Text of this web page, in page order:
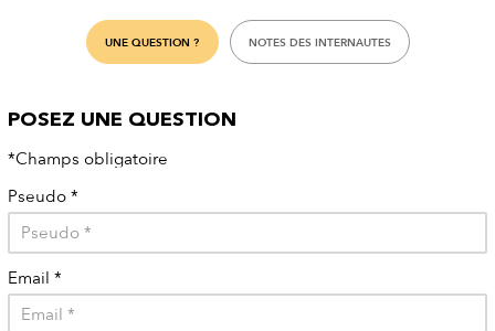
UNE QUESTION ? NOTES DES INTERNAUTES
POSEZ UNE QUESTION
*Champs obligatoire
Pseudo *
Email *